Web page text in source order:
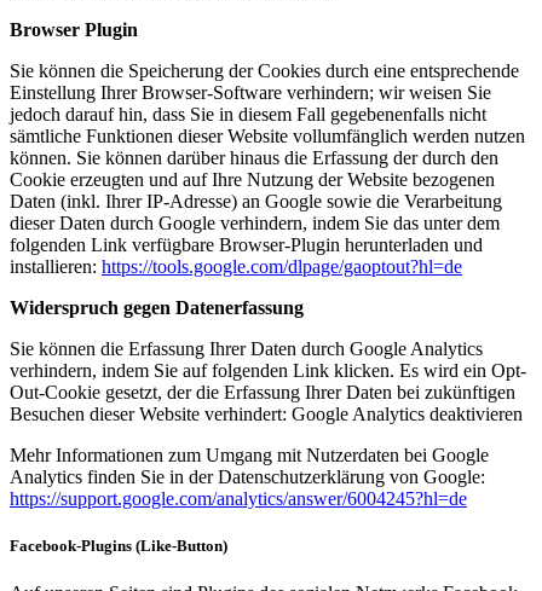
Browser Plugin
Sie können die Speicherung der Cookies durch eine entsprechende
Einstellung Ihrer Browser-Software verhindern; wir weisen Sie
jedoch darauf hin, dass Sie in diesem Fall gegebenenfalls nicht
sämtliche Funktionen dieser Website vollumfänglich werden nutzen
können. Sie können darüber hinaus die Erfassung der durch den
Cookie erzeugten und auf Ihre Nutzung der Website bezogenen
Daten (inkl. Ihrer IP-Adresse) an Google sowie die Verarbeitung
dieser Daten durch Google verhindern, indem Sie das unter dem
folgenden Link verfügbare Browser-Plugin herunterladen und
installieren: https://tools.google.com/dlpage/gaoptout?hl=de
Widerspruch gegen Datenerfassung
Sie können die Erfassung Ihrer Daten durch Google Analytics
verhindern, indem Sie auf folgenden Link klicken. Es wird ein Opt-
Out-Cookie gesetzt, der die Erfassung Ihrer Daten bei zukünftigen
Besuchen dieser Website verhindert: Google Analytics deaktivieren
Mehr Informationen zum Umgang mit Nutzerdaten bei Google
Analytics finden Sie in der Datenschutzerklärung von Google:
https://support.google.com/analytics/answer/6004245?hl=de
Facebook-Plugins (Like-Button)